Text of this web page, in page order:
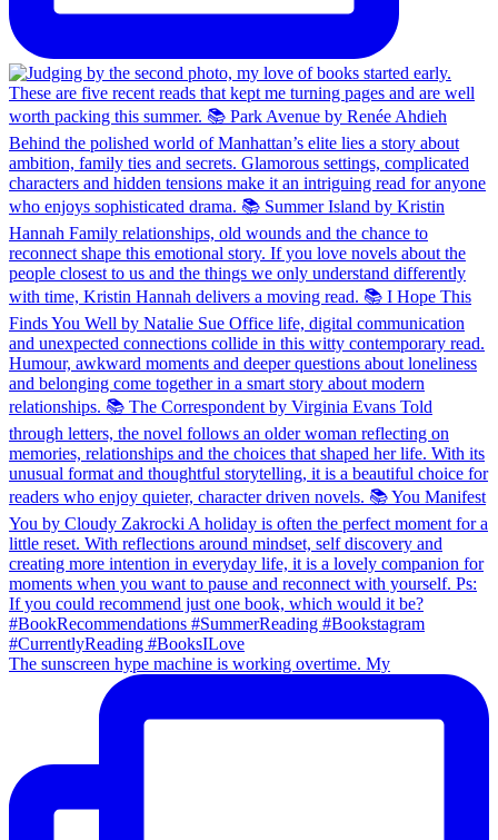
The sunscreen hype machine is working overtime. My